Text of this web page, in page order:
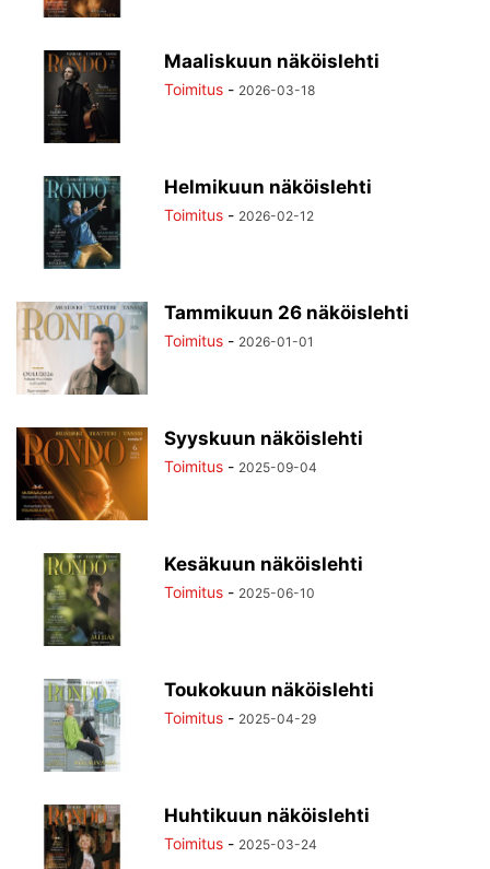
Maaliskuun näköislehti
Toimitus - 2026-03-18
Helmikuun näköislehti
Toimitus - 2026-02-12
Tammikuun 26 näköislehti
Toimitus - 2026-01-01
Syyskuun näköislehti
Toimitus - 2025-09-04
Kesäkuun näköislehti
Toimitus - 2025-06-10
Toukokuun näköislehti
Toimitus - 2025-04-29
Huhtikuun näköislehti
Toimitus - 2025-03-24